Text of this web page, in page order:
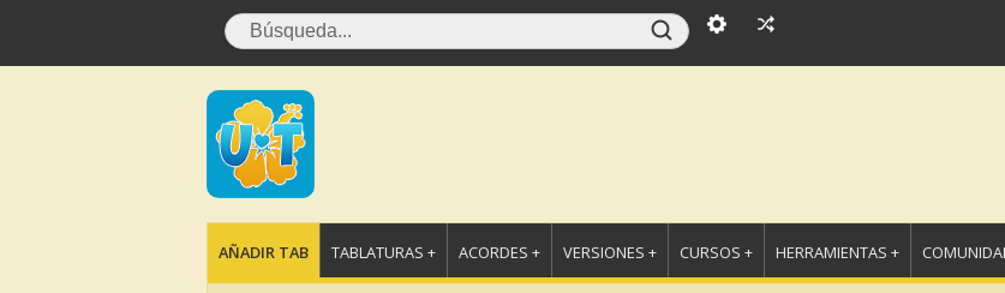
AÑADIR TAB TABLATURAS + ACORDES + VERSIONES + CURSOS + HERRAMIENTAS +